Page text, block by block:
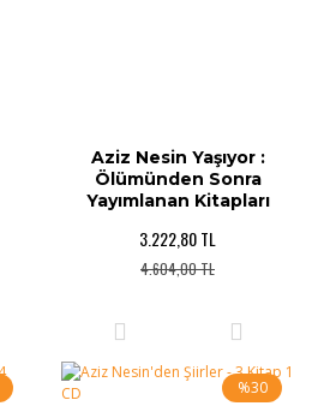
Aziz Nesin Yaşıyor :
Ölümünden Sonra
Yayımlanan Kitapları
3.222,80 TL
4.604,00 TL
%30